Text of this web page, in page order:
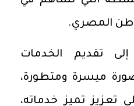
المصري.
تقديم الخدمات
ميسرة ومتطورة،
تميز خدماته،